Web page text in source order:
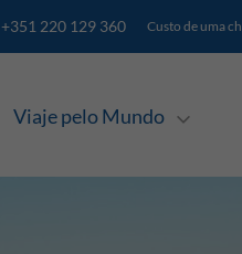
+351 220 129 360 Custo de uma
Viaje pelo Mundo